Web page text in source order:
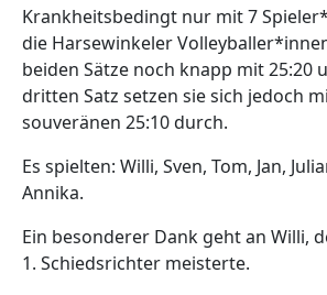
Krankheitsbedingt nur mit 7
die Harsewinkeler
beiden Sätze noch knapp mit 25:20
dritten Satz setzen sie sich jedoch
souveränen 25:10 durch.
Es spielten: Willi, Sven, Tom, Jan,
Annika.
Ein besonderer Dank geht an Willi,
1. Schiedsrichter meisterte.